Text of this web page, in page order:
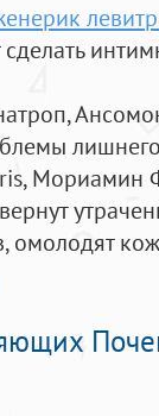
Мориамин
омолодят